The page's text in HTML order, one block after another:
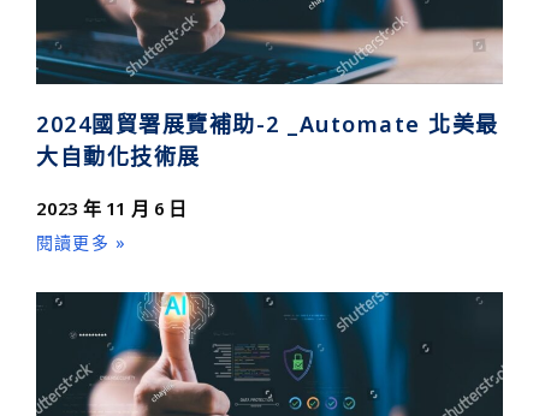
2024國貿署展覽補助-2 _Automate 北美最
大自動化技術展
2023 年 11 月 6 日
閱讀更多 »